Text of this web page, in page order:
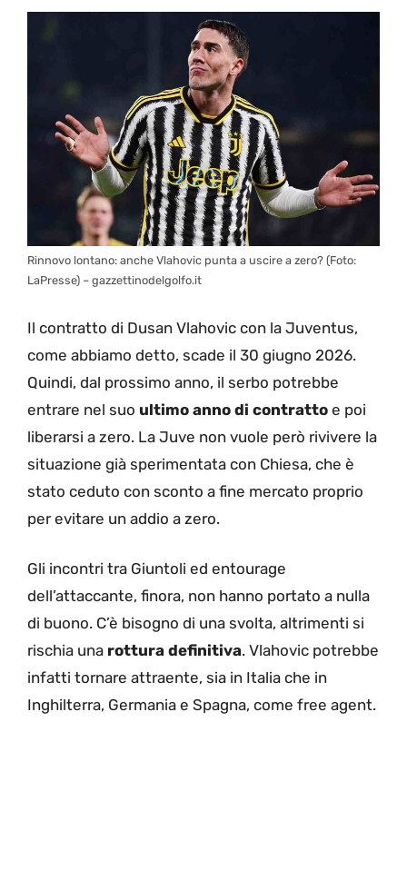
Rinnovo lontano: anche Vlahovic punta a uscire a zero? (Foto:
LaPresse) – gazzettinodelgolfo.it
Il contratto di Dusan Vlahovic con la Juventus,
come abbiamo detto, scade il 30 giugno 2026.
Quindi, dal prossimo anno, il serbo potrebbe
entrare nel suo ultimo anno di contratto e poi
liberarsi a zero. La Juve non vuole però rivivere la
situazione già sperimentata con Chiesa, che è
stato ceduto con sconto a fine mercato proprio
per evitare un addio a zero.
Gli incontri tra Giuntoli ed entourage
dell’attaccante, finora, non hanno portato a nulla
di buono. C’è bisogno di una svolta, altrimenti si
rischia una rottura definitiva. Vlahovic potrebbe
infatti tornare attraente, sia in Italia che in
Inghilterra, Germania e Spagna, come free agent.